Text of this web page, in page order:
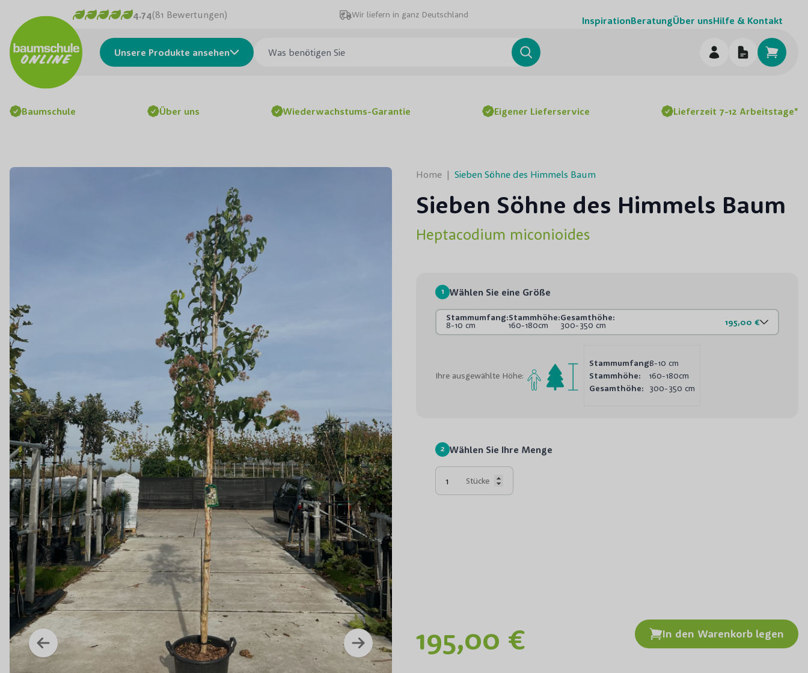
4.74(81 Bewertungen) Wir liefern in ganz Deutschland InspirationBeratungÜber unsHilfe & Kontakt
Unsere Produkte ansehen
Suchen
Baumschule Über uns Wiederwachstums-Garantie Eigener Lieferservice Lieferzeit 7-12 Arbeitstage*
Home | Sieben Söhne des Himmels Baum
Sieben Söhne des Himmels Baum
Heptacodium miconioides
1 Wählen Sie eine Größe
Stammumfang:
8-10 cm
Stammhöhe:
160-180cm
Gesamthöhe:
300-350 cm 195,00 €
Ihre ausgewählte Höhe:
Stammumfang:8-10 cm
Stammhöhe:
160-180cm
Gesamthöhe:
300-350 cm
2 Wählen Sie Ihre Menge
Stücke
195,00 € In den Warenkorb legen